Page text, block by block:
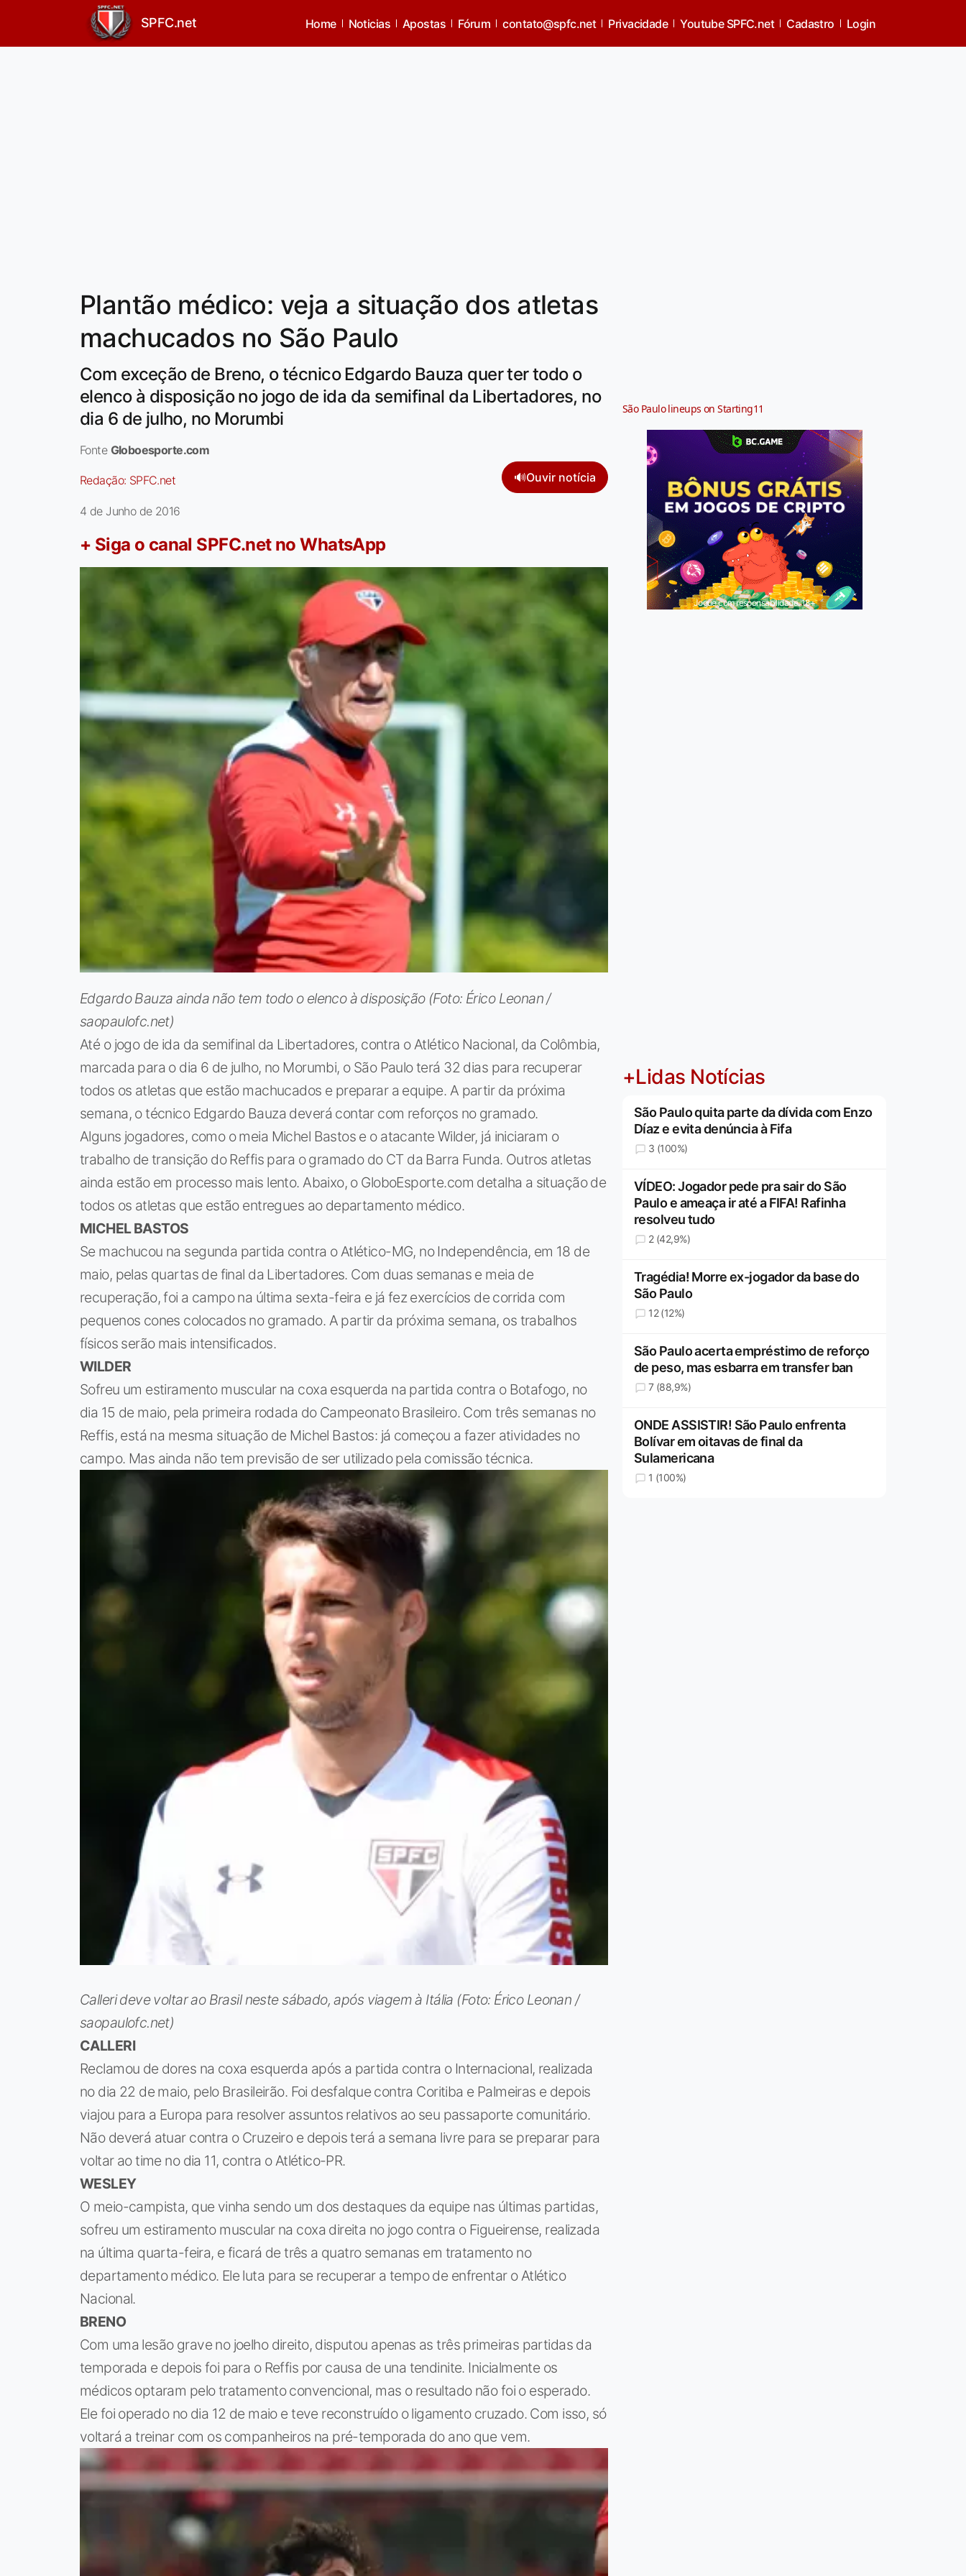
SPFC.net Home Noticias Apostas Fórum contato@spfc.net Privacidade Youtube SPFC.net Cadastro Login
Plantão médico: veja a situação dos atletas
machucados no São Paulo
Com exceção de Breno, o técnico Edgardo Bauza quer ter todo o
elenco à disposição no jogo de ida da semifinal da Libertadores, no
dia 6 de julho, no Morumbi
Fonte Globoesporte.com
Redação: SPFC.net 🔊Ouvir notícia
4 de Junho de 2016
+ Siga o canal SPFC.net no WhatsApp
Edgardo Bauza ainda não tem todo o elenco à disposição (Foto: Érico Leonan /
saopaulofc.net)
Até o jogo de ida da semifinal da Libertadores, contra o Atlético Nacional, da Colômbia,
marcada para o dia 6 de julho, no Morumbi, o São Paulo terá 32 dias para recuperar
todos os atletas que estão machucados e preparar a equipe. A partir da próxima
semana, o técnico Edgardo Bauza deverá contar com reforços no gramado.
Alguns jogadores, como o meia Michel Bastos e o atacante Wilder, já iniciaram o
trabalho de transição do Reffis para o gramado do CT da Barra Funda. Outros atletas
ainda estão em processo mais lento. Abaixo, o GloboEsporte.com detalha a situação de
todos os atletas que estão entregues ao departamento médico.
MICHEL BASTOS
Se machucou na segunda partida contra o Atlético-MG, no Independência, em 18 de
maio, pelas quartas de final da Libertadores. Com duas semanas e meia de
recuperação, foi a campo na última sexta-feira e já fez exercícios de corrida com
pequenos cones colocados no gramado. A partir da próxima semana, os trabalhos
físicos serão mais intensificados.
WILDER
Sofreu um estiramento muscular na coxa esquerda na partida contra o Botafogo, no
dia 15 de maio, pela primeira rodada do Campeonato Brasileiro. Com três semanas no
Reffis, está na mesma situação de Michel Bastos: já começou a fazer atividades no
campo. Mas ainda não tem previsão de ser utilizado pela comissão técnica.
Calleri deve voltar ao Brasil neste sábado, após viagem à Itália (Foto: Érico Leonan /
saopaulofc.net)
CALLERI
Reclamou de dores na coxa esquerda após a partida contra o Internacional, realizada
no dia 22 de maio, pelo Brasileirão. Foi desfalque contra Coritiba e Palmeiras e depois
viajou para a Europa para resolver assuntos relativos ao seu passaporte comunitário.
Não deverá atuar contra o Cruzeiro e depois terá a semana livre para se preparar para
voltar ao time no dia 11, contra o Atlético-PR.
WESLEY
O meio-campista, que vinha sendo um dos destaques da equipe nas últimas partidas,
sofreu um estiramento muscular na coxa direita no jogo contra o Figueirense, realizada
na última quarta-feira, e ficará de três a quatro semanas em tratamento no
departamento médico. Ele luta para se recuperar a tempo de enfrentar o Atlético
Nacional.
BRENO
Com uma lesão grave no joelho direito, disputou apenas as três primeiras partidas da
temporada e depois foi para o Reffis por causa de una tendinite. Inicialmente os
médicos optaram pelo tratamento convencional, mas o resultado não foi o esperado.
Ele foi operado no dia 12 de maio e teve reconstruído o ligamento cruzado. Com isso, só
voltará a treinar com os companheiros na pré-temporada do ano que vem.
São Paulo lineups on Starting11
Jogue com responsabilidade. 18+
+Lidas Notícias
São Paulo quita parte da dívida com Enzo
Díaz e evita denúncia à Fifa
3 (100%)
VÍDEO: Jogador pede pra sair do São
Paulo e ameaça ir até a FIFA! Rafinha
resolveu tudo
2 (42,9%)
Tragédia! Morre ex-jogador da base do
São Paulo
12 (12%)
São Paulo acerta empréstimo de reforço
de peso, mas esbarra em transfer ban
7 (88,9%)
ONDE ASSISTIR! São Paulo enfrenta
Bolívar em oitavas de final da
Sulamericana
1 (100%)